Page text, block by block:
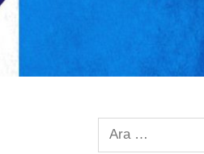
Arama: